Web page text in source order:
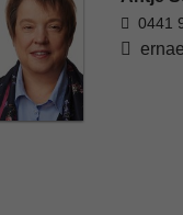
0441